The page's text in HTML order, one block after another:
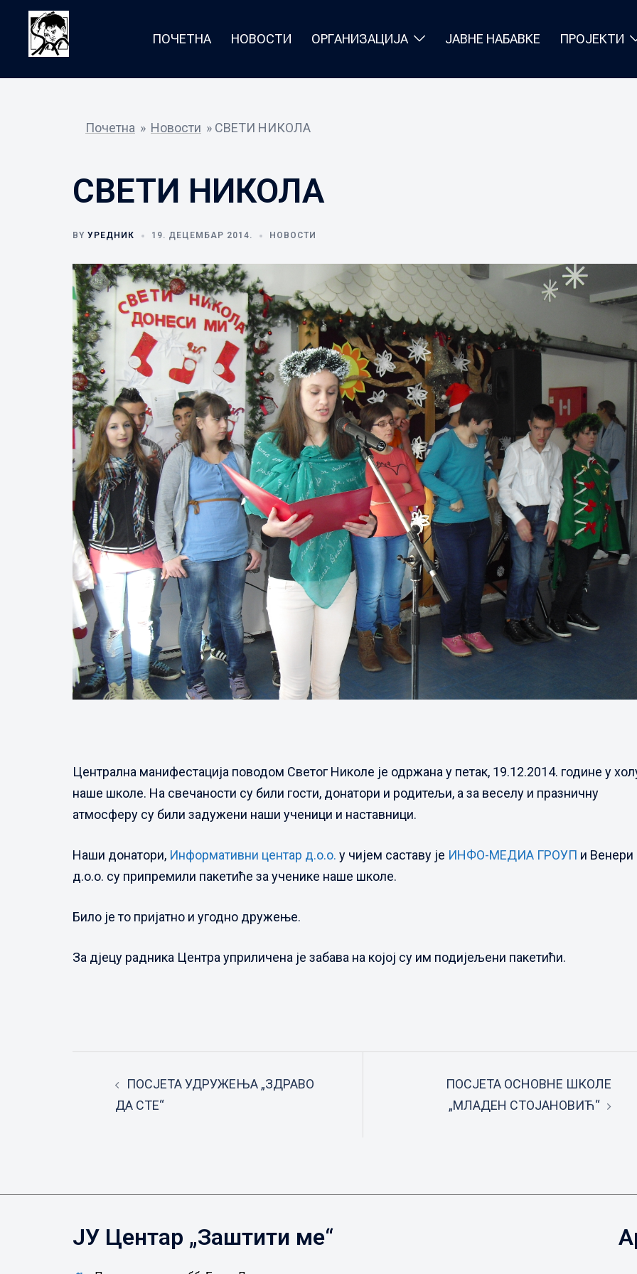
content
ПОЧЕТНА НОВОСТИ ОРГАНИЗАЦИЈА ЈАВНЕ НАБАВКЕ ПРОЈЕКТИ
Почетна » Новости » СВЕТИ НИКОЛА
СВЕТИ НИКОЛА
BY УРЕДНИК 19. ДЕЦЕМБАР 2014. НОВОСТИ
Централна манифестација поводом Светог Николе је одржана у петак, 19.12.2014. године у
наше школе. На свечаности су били гости, донатори и родитељи, а за веселу и празничну
атмосферу су били задужени наши ученици и наставници.
Наши донатори, Информативни центар д.о.о. у чијем саставу је ИНФО-МЕДИА ГРОУП и Венери
д.о.о. су припремили пакетиће за ученике наше школе.
Било је то пријатно и угодно дружење.
За дјецу радника Центра уприличена је забава на којој су им подијељени пакетићи.
navigation
ПОСЈЕТА УДРУЖЕЊА „ЗДРАВО
ДА СТЕ“
ПОСЈЕТА ОСНОВНЕ ШКОЛЕ
„МЛАДЕН СТОЈАНОВИЋ“
ЈУ Центар „Заштити ме“